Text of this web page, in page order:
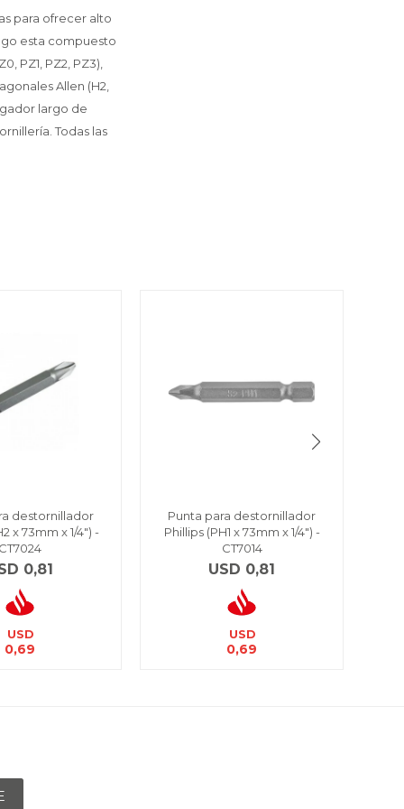
para ofrecer alto
esta compuesto
PZ1, PZ2, PZ3),
Allen (H2,
largo de
Todas las
destornillador
x 73mm x 1/4") -
CT7024
0,81
USD
0,69
Punta para destornillador
Phillips (PH1 x 73mm x 1/4") -
CT7014
USD 0,81
USD
0,69